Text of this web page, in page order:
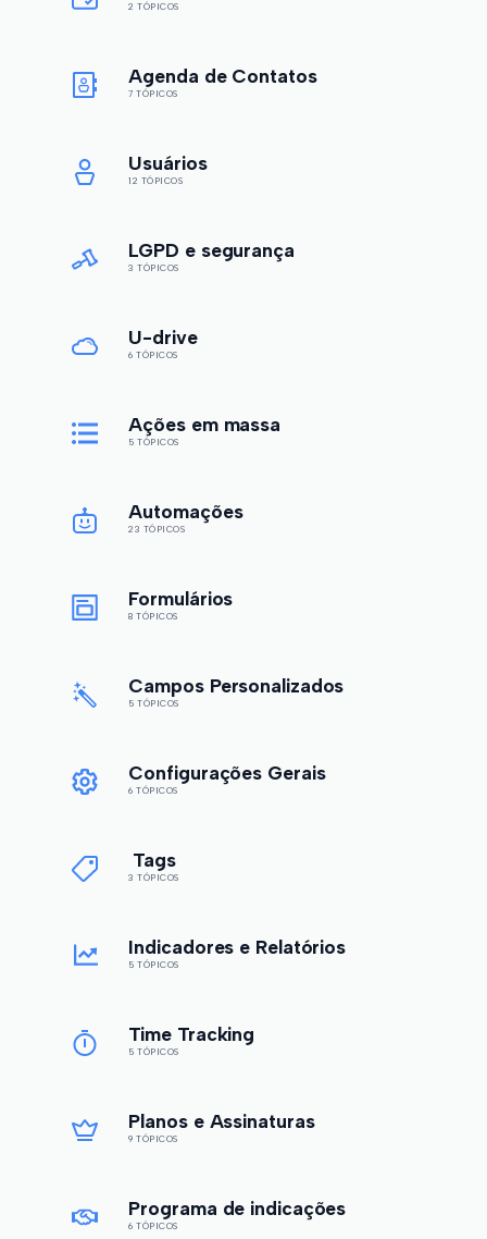
2 TÓPICOS
Agenda de Contatos
7 TÓPICOS
Usuários
12 TÓPICOS
LGPD e segurança
3 TÓPICOS
U-drive
6 TÓPICOS
Ações em massa
5 TÓPICOS
Automações
23 TÓPICOS
Formulários
8 TÓPICOS
Campos Personalizados
5 TÓPICOS
Configurações Gerais
6 TÓPICOS
Tags
3 TÓPICOS
Indicadores e Relatórios
5 TÓPICOS
Time Tracking
5 TÓPICOS
Planos e Assinaturas
9 TÓPICOS
Programa de indicações
6 TÓPICOS